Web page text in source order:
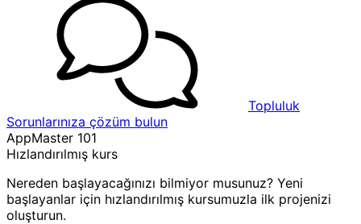
Topluluk
Sorunlarınıza çözüm bulun
AppMaster 101
Hızlandırılmış kurs
Nereden başlayacağınızı bilmiyor musunuz? Yeni
başlayanlar için hızlandırılmış kursumuzla ilk projenizi
oluşturun.